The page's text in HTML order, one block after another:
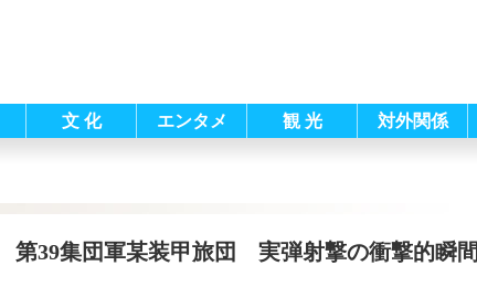
文 化 エンタメ 観 光 対外関係
第39集団軍某装甲旅団 実弾射撃の衝撃的瞬間